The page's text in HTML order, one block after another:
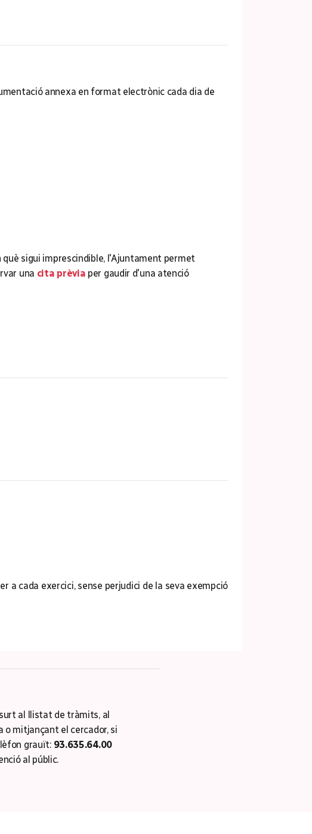
annexa en format electrònic cada dia de
sigui imprescindible, l'Ajuntament permet
una cita prèvia per gaudir d'una atenció
a cada exercici, sense perjudici de la seva exempció
al llistat de tràmits, al
o mitjançant el cercador, si
grauït: 93.635.64.00
al públic.